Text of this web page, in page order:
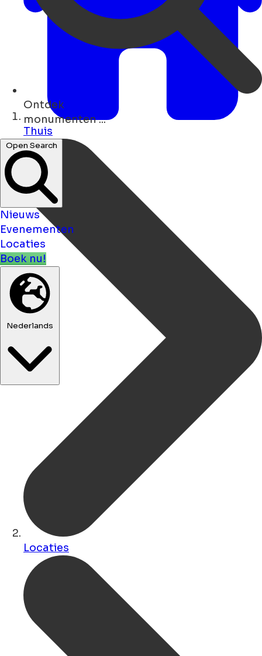
Ontdek
parken ...
Open Search
Nieuws
Evenementen
Locaties
Boek nu!
Nederlands
Thuis
Locaties